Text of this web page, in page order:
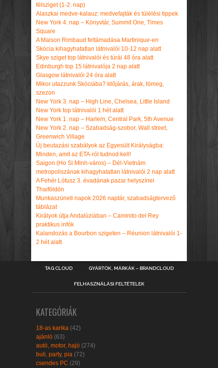
félsziget (1-2. nap)
Alaszkai medve-kalauz: medvefajták és túlélési tippek
New York 4. nap – Könyvtár, Summit One, Times
Square
A Maison Rimbaud feltámadása Martinique-en
Skócia kihagyhatatlan látnivalói 10-12 nap alatt
Skye sziget top látnivalói és túrái 48 óra alatt
Edinburgh top 15 látnivalója 2 nap alatt
Glasgow látnivalói 24 óra alatt
Mikor utazzunk Skóciába? Időjárás, árak, tömeg,
szezon
New York 3. nap – High Line, Chelsea, Little Island
New York top látnivalói 1 hét alatt
New York 1. nap – Harlem, Central Park, 5th Avenue
New York 2. nap – Szabadság-szobor, Wall street,
Greenwich Village
Új beutazási szabályok az Egyesült Királyságba:
Minden, amit az ETA-ról tudnod kell!
Saigon (Ho Si Minh-város) – Dél-Vietnám
metropoliszának kihagyhatatlan látnivalói 2 nap alatt
A Fehér Lótusz 3. évadának pazar helyszínei
Thaiföldön
Munkaszüneti napok 2026 naptár, szabadságtervező
táblázat
Királyok útja Andalúziában – Caminito del Rey
praktikus infók
Kalandozás a Bourbon szigeten – Réunion látnivalói 1-
2 hét alatt
TAG CLOUD GYÁRTÓK, MÁRKÁK – BRANDCLOUD
FELHASZNÁLÁSI FELTÉTELEK
KATEGÓRIÁK
18-as karika (42)
ajánló (63)
autó, motor, hajó (274)
buli, party, pia (72)
csendes PC (29)